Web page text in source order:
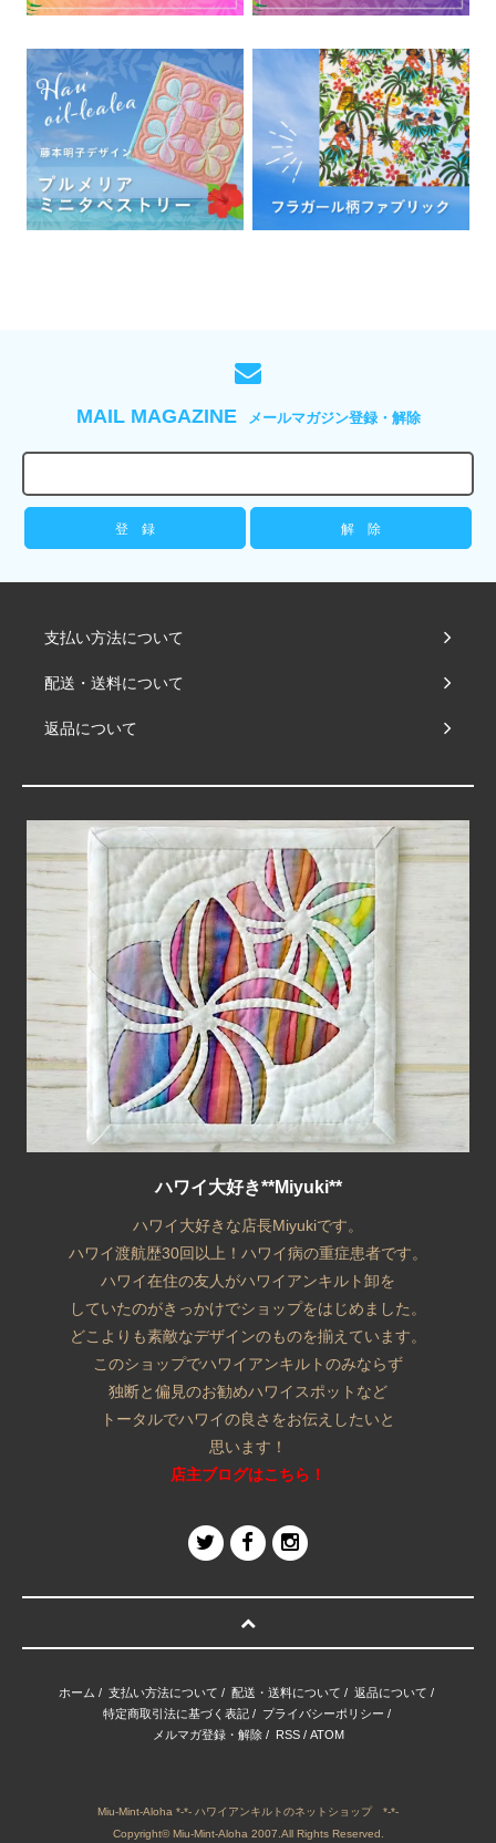
MAIL MAGAZINE メールマガジン登録・解除
支払い方法について
配送・送料について
返品について
ハワイ大好き**Miyuki**
ハワイ大好きな店長Miyukiです。
ハワイ渡航歴30回以上！ハワイ病の重症患者です。
ハワイ在住の友人がハワイアンキルト卸を
していたのがきっかけでショップをはじめました。
どこよりも素敵なデザインのものを揃えています。
このショップでハワイアンキルトのみならず
独断と偏見のお勧めハワイスポットなど
トータルでハワイの良さをお伝えしたいと
思います！
店主ブログはこちら！
ホーム / 支払い方法について / 配送・送料について / 返品について /
特定商取引法に基づく表記/ プライバシーポリシー /
メルマガ登録・解除/ RSS/ ATOM
Miu-Mint-Aloha *-*- ハワイアンキルトのネットショップ *-*-
Copyright© Miu-Mint-Aloha 2007.All Rights Reserved.